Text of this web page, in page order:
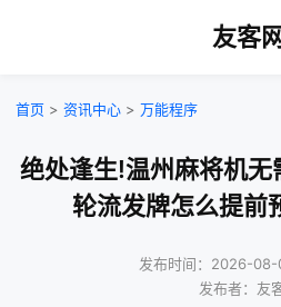
友客网
首页 > 资讯中心 > 万能程序
绝处逢生!温州麻将机无
轮流发牌怎么提前
发布时间：2026-08-
发布者：友